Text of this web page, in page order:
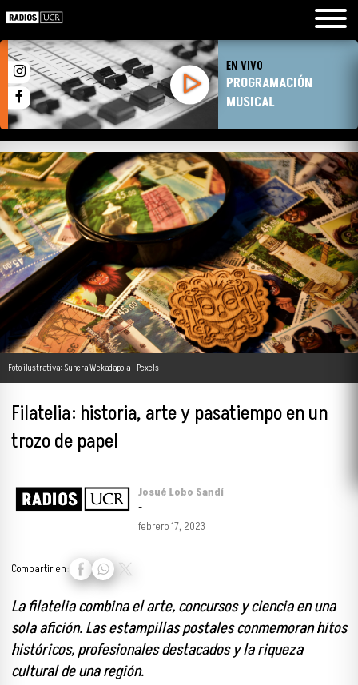
EN VIVO
PROGRAMACIÓN
MUSICAL
Foto ilustrativa: Sunera Wekadapola - Pexels
Filatelia: historia, arte y pasatiempo en un
trozo de papel
Josué Lobo Sandí
-
febrero 17, 2023
Compartir en:
La filatelia combina el arte, concursos y ciencia en una
sola afición. Las estampillas postales conmemoran hitos
históricos, profesionales destacados y la riqueza
cultural de una región.